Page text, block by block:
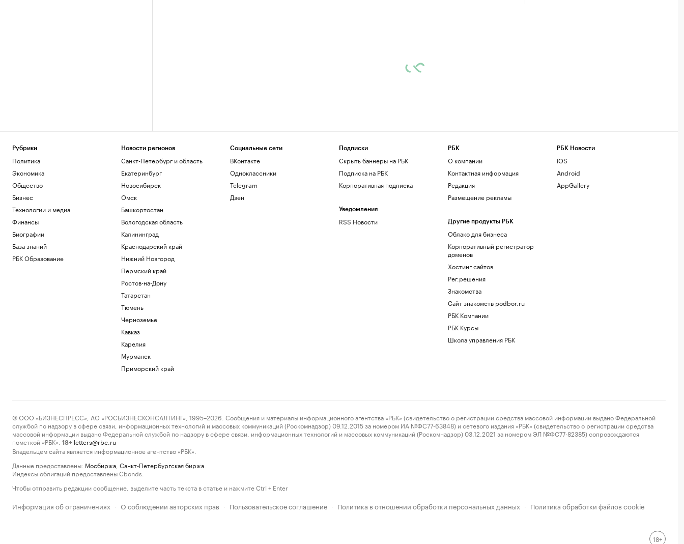
Рубрики
Политика
Экономика
Общество
Бизнес
Технологии и медиа
Финансы
Биографии
База знаний
РБК Образование
Новости регионов
Санкт-Петербург и область
Екатеринбург
Новосибирск
Омск
Башкортостан
Вологодская область
Калининград
Краснодарский край
Нижний Новгород
Пермский край
Ростов-на-Дону
Татарстан
Тюмень
Черноземье
Кавказ
Карелия
Мурманск
Приморский край
Социальные сети
ВКонтакте
Одноклассники
Telegram
Дзен
Подписки
Скрыть баннеры на РБК
Подписка на РБК
Корпоративная подписка
Уведомления
RSS Новости
РБК
О компании
Контактная информация
Редакция
Размещение рекламы
Другие продукты РБК
Облако для бизнеса
Корпоративный регистратор
доменов
Хостинг сайтов
Рег.решения
Знакомства
Сайт знакомств podbor.ru
РБК Компании
РБК Курсы
Школа управления РБК
РБК Новости
iOS
Android
AppGallery
© ООО «БИЗНЕСПРЕСС», АО «РОСБИЗНЕСКОНСАЛТИНГ», 1995–2026. Сообщения и материалы информационного агентства «РБК» (свидетельство о регистрации средства массовой информации выдано Федеральной
службой по надзору в сфере связи, информационных технологий и массовых коммуникаций (Роскомнадзор) 09.12.2015 за номером ИА №ФС77-63848) и сетевого издания «РБК» (свидетельство о регистрации средства
массовой информации выдано Федеральной службой по надзору в сфере связи, информационных технологий и массовых коммуникаций (Роскомнадзор) 03.12.2021 за номером ЭЛ №ФС77-82385) сопровождаются
пометкой «РБК».
18+ letters@rbc.ru
Владельцем сайта является информационное агентство «РБК».
Данные предоставлены: Мосбиржа Санкт-Петербургская биржа
Индексы облигаций предоставлены Cbonds.
Чтобы отправить редакции сообщение, выделите часть текста в статье и нажмите Ctrl + Enter
Информация об ограничениях · О соблюдении авторских прав · Пользовательское соглашение · Политика в отношении обработки персональных данных · Политика обработки файлов cookie
18+